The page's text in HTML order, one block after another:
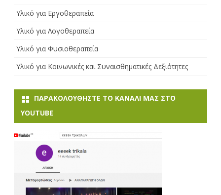
Υλικό για Εργοθεραπεία
Υλικό για Λογοθεραπεία
Υλικό για Φυσιοθεραπεία
Υλικό για Κοινωνικές και Συναισθηματικές Δεξιότητες
ΠΑΡΑΚΟΛΟΥΘΉΣΤΕ ΤΟ ΚΑΝΆΛI ΜΑΣ ΣΤΟ
YOUTUBE